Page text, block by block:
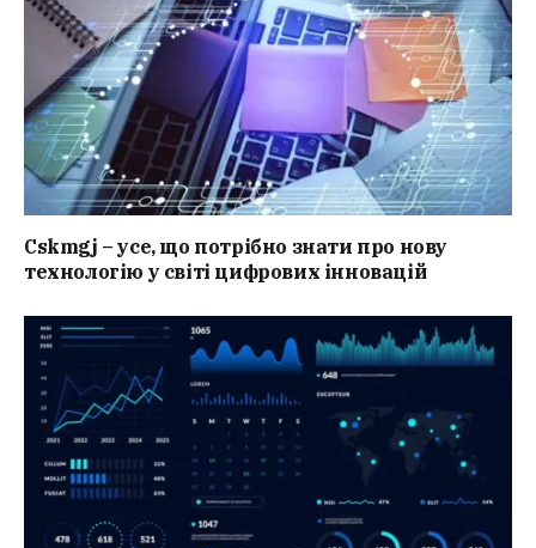
Cskmgj – усе, що потрібно знати про нову
технологію у світі цифрових інновацій